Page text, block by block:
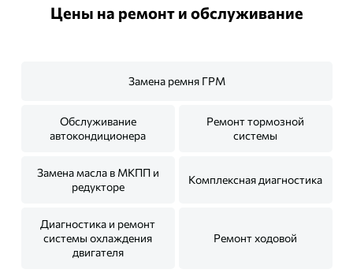
Цены на ремонт и обслуживание
Замена ремня ГРМ
Обслуживание
автокондиционера
Ремонт тормозной
системы
Замена масла в МКПП и
редукторе
Комплексная диагностика
Диагностика и ремонт
системы охлаждения
двигателя
Ремонт ходовой